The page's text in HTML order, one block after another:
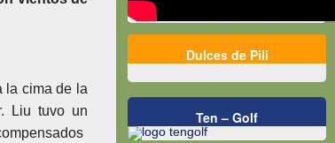
la cima de la
Liu tuvo un
Dulces de Pili
Ten – Golf